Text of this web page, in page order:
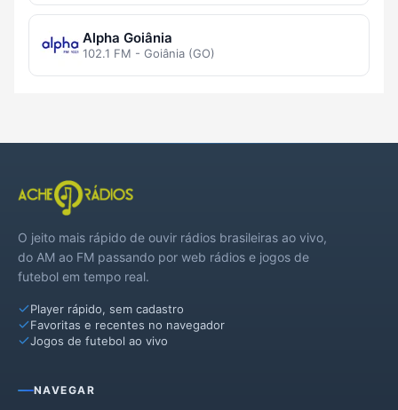
Alpha Goiânia
102.1 FM - Goiânia (GO)
O jeito mais rápido de ouvir rádios brasileiras ao vivo,
do AM ao FM passando por web rádios e jogos de
futebol em tempo real.
Player rápido, sem cadastro
Favoritas e recentes no navegador
Jogos de futebol ao vivo
NAVEGAR